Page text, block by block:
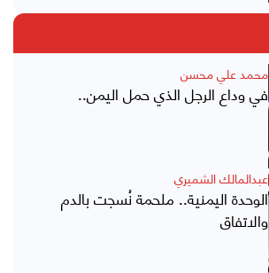
محمد علي محسن
في وداع الرجل الذي حمل اليمن..
عبدالمالك الشميري
الوحدة اليمنية.. ملحمة نُسجت بالدم
والاتفاق